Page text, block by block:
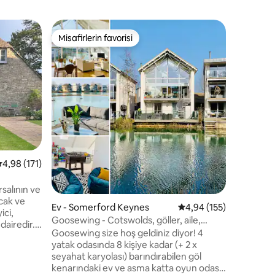
arasında
üzerinden ortalama 4,98 puan, 171 değerlendirme
4,98 (171)
ve
ve
Misafirlerin favorisi
Misafirlerin favorisi
Ev - Somerford Keynes 5 üzerinden ortalama
4,94 (155)
Goosewing - Cotswolds, göller, aile,
havuzlar, spa
Goosewing size hoş geldiniz diyor! 4
yatak odasında 8 kişiye kadar (+ 2 x
seyahat karyolası) barındırabilen göl
kenarındaki ev ve asma katta oyun odası.